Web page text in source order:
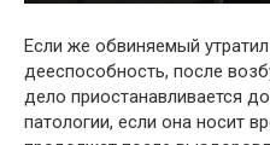
Если же обвиняемый
дееспособность, после
дело приостанавливается
патологии, если она носит